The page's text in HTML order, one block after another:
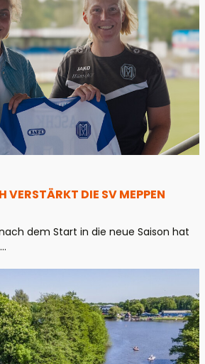
VERSTÄRKT DIE SV MEPPEN
dem Start in die neue Saison hat